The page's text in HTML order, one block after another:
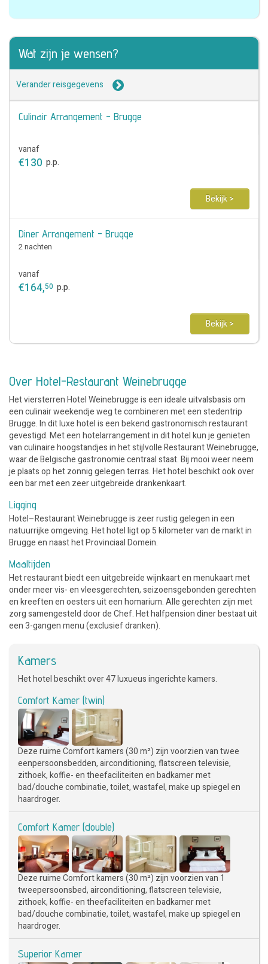
Wat zijn je wensen?
Verander reisgegevens
Culinair Arrangement - Brugge
vanaf
€130 p.p.
Bekijk >
Diner Arrangement - Brugge
2 nachten
vanaf
€164,50 p.p.
Bekijk >
Over Hotel-Restaurant Weinebrugge
Het viersterren Hotel Weinebrugge is een ideale uitvalsbasis om
een culinair weekendje weg te combineren met een stedentrip
Brugge. In dit luxe hotel is een bekend gastronomisch restaurant
gevestigd. Met een hotelarrangement in dit hotel kun je genieten
van culinaire hoogstandjes in het stijlvolle Restaurant Weinebrugge,
waar de Belgische gastronomie centraal staat. Bij mooi weer neem
je plaats op het zonnig gelegen terras. Het hotel beschikt ook over
een bar met een zeer uitgebreide drankenkaart.
Ligging
Hotel–Restaurant Weinebrugge is zeer rustig gelegen in een
natuurrijke omgeving. Het hotel ligt op 5 kilometer van de markt in
Brugge en naast het Provinciaal Domein.
Maaltijden
Het restaurant biedt een uitgebreide wijnkaart en menukaart met
onder meer vis- en vleesgerechten, seizoensgebonden gerechten
en kreeften en oesters uit een homarium. Alle gerechten zijn met
zorg samengesteld door de Chef. Het halfpension diner bestaat uit
een 3-gangen menu (exclusief dranken).
Kamers
Het hotel beschikt over 47 luxueus ingerichte kamers.
Comfort Kamer (twin)
Deze ruime Comfort kamers (30 m²) zijn voorzien van twee
eenpersoonsbedden, airconditioning, flatscreen televisie,
zithoek, koffie- en theefaciliteiten en badkamer met
bad/douche combinatie, toilet, wastafel, make up spiegel en
haardroger.
Comfort Kamer (double)
Deze ruime Comfort kamers (30 m²) zijn voorzien van 1
tweepersoonsbed, airconditioning, flatscreen televisie,
zithoek, koffie- en theefaciliteiten en badkamer met
bad/douche combinatie, toilet, wastafel, make up spiegel en
haardroger.
Superior Kamer